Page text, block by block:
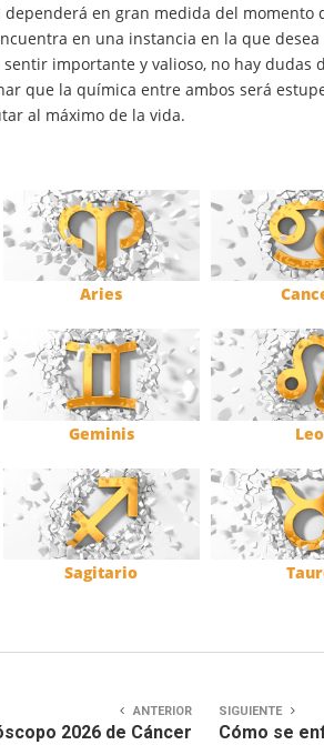
dependerá en gran medida del momento
en una instancia en la que
importante y valioso, no hay dudas
que la química entre ambos será
al máximo de la vida.
Aries
Geminis Leo
Sagitario
ANTERIOR
2026 de Cáncer
SIGUIENTE
Cómo se